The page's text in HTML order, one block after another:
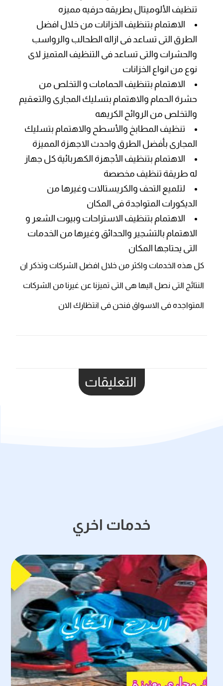
تنظيف الألوميتال بطريقه حرفيه مميزه
الاهتمام بتنظيف الخزانات من خلال افضل
الطرق التى تساعد فى ازاله الطحالب والرواسب
والحشرات والتى تساعد فى التنظيف المتميز لاى
نوع من انواع الخزانات
الاهتمام بتنظيف الحمامات و التخلص من
حشرة الحمام والاهتمام بتسليك المجارى والتعقيم
والتخلص من الروائح الكريهه
تنظيف المطابخ والأسطح والاهتمام بتسليك
المجارى بأفضل الطرق واحدث الاجهزة المميزة
الاهتمام بتنظيف الأجهزة الكهربائية كل جهاز
له طريقة تنظيف مخصصة
لتلميع التحف والكريستالات وغيرها من
الديكورات المتواجدة فى المكان
الاهتمام بتنظيف الاستراحات وبيوت الشعر و
الاهتمام بالتشجير والحدائق وغيرها من الخدمات
التى يحتاجها المكان
كل هذه الخدمات واكثر من خلال افضل الشركات وتذكر ان
النتائج التى نصل اليها هى التى تميزنا عن غيرنا من الشركات
المتواجده فى الاسواق فنحن فى انتظارك الان
التعليقات
خدمات اخري